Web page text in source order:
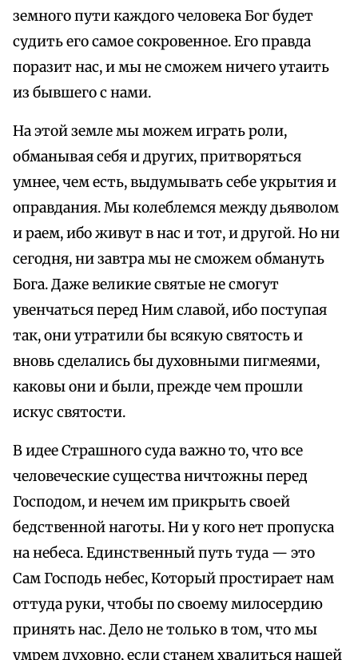
земного пути каждого человека Бог будет
судить его самое сокровенное. Его правда
поразит нас, и мы не сможем ничего утаить
из бывшего с нами.
На этой земле мы можем играть роли,
обманывая себя и других, притворяться
умнее, чем есть, выдумывать себе укрытия и
оправдания. Мы колеблемся между дьяволом
и раем, ибо живут в нас и тот, и другой. Но ни
сегодня, ни завтра мы не сможем обмануть
Бога. Даже великие святые не смогут
увенчаться перед Ним славой, ибо поступая
так, они утратили бы всякую святость и
вновь сделались бы духовными пигмеями,
каковы они и были, прежде чем прошли
искус святости.
В идее Страшного суда важно то, что все
человеческие существа ничтожны перед
Господом, и нечем им прикрыть своей
бедственной наготы. Ни у кого нет пропуска
на небеса. Единственный путь туда — это
Сам Господь небес, Который простирает нам
оттуда руки, чтобы по своему милосердию
принять нас. Дело не только в том, что мы
умрем духовно, если станем хвалиться нашей